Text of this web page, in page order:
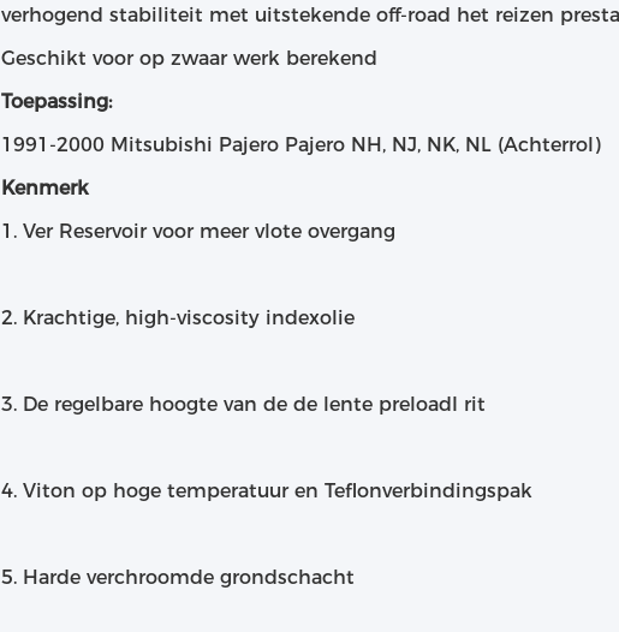
verhogend stabiliteit met uitstekende off-road het reizen
Geschikt voor op zwaar werk berekend
Toepassing:
1991-2000 Mitsubishi Pajero Pajero NH, NJ, NK, NL (Achterrol)
Kenmerk
1. Ver Reservoir voor meer vlote overgang
2. Krachtige, high-viscosity indexolie
3. De regelbare hoogte van de de lente preloadI rit
4. Viton op hoge temperatuur en Teflonverbindingspak
5. Harde verchroomde grondschacht